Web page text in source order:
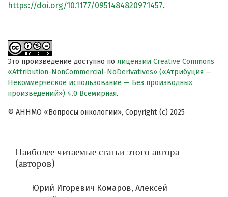
https://doi.org/10.1177/0951484820971457.
Это произведение доступно по лицензии Creative Commons
«Attribution-NonCommercial-NoDerivatives» («Атрибуция —
Некоммерческое использование — Без производных
произведений») 4.0 Всемирная.
© АННМО «Вопросы онкологии», Copyright (c) 2025
Наиболее читаемые статьи этого автора
(авторов)
Юрий Игоревич Комаров, Алексей